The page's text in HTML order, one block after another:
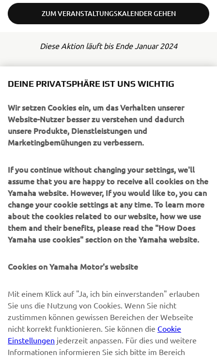
ZUM VERANSTALTUNGSKALENDER GEHEN
Diese Aktion läuft bis Ende Januar 2024
UNTERNEHMEN
B2B
MEHR YAMAHA
SUPPORT
NEWSLETTER
Sonderveranstaltungen, Neuerscheinungen und vielem mehr.
ABONNIEREN
Lesen Sie unsere Datenschutzrichtlinie, um zu erfahren, wie wir
Ihre persönlichen Daten verarbeiten: Datenschutzerklärung
DEINE PRIVATSPHÄRE IST UNS WICHTIG
Wir setzen Cookies ein, um das Verhalten unserer
Website-Nutzer besser zu verstehen und dadurch
unsere Produkte, Dienstleistungen und
Marketingbemühungen zu verbessern.
If you continue without changing your settings, we'll
assume that you are happy to receive all cookies on the
Yamaha website. However, If you would like to, you can
change your cookie settings at any time. To learn more
about the cookies related to our website, how we use
them and their benefits, please read the "How Does
Yamaha use cookies" section on the Yamaha website.
Cookies on Yamaha Motor's website
Mit einem Klick auf "Ja, ich bin einverstanden" erlauben
Sie uns die Nutzung von Cookies. Wenn Sie nicht
zustimmen können gewissen Bereichen der Webseite
nicht korrekt funktionieren. Sie können die Cookie
Einstellungen jederzeit anpassen. Für dies und weitere
Informationen informieren Sie sich bitte im Bereich